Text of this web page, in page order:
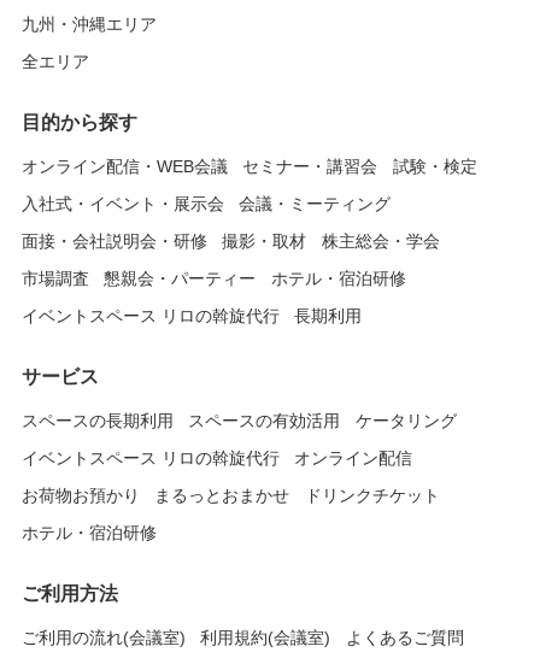
九州・沖縄エリア
全エリア
目的から探す
オンライン配信・WEB会議 セミナー・講習会
試験・検定
入社式・イベント・展示会
会議・ミーティング
面接・会社説明会・研修
撮影・取材
株主総会・学会
市場調査
懇親会・パーティー
ホテル・宿泊研修
イベントスペース リロの斡旋代行
長期利用
サービス
スペースの長期利用 スペースの有効活用
ケータリング
イベントスペース リロの斡旋代行
オンライン配信
お荷物お預かり
まるっとおまかせ
ドリンクチケット
ホテル・宿泊研修
ご利用方法
ご利用の流れ(会議室) 利用規約(会議室) よくあるご質問